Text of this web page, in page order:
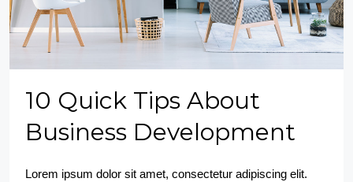
10 Quick Tips About
Business Development
Lorem ipsum dolor sit amet, consectetur adipiscing elit.